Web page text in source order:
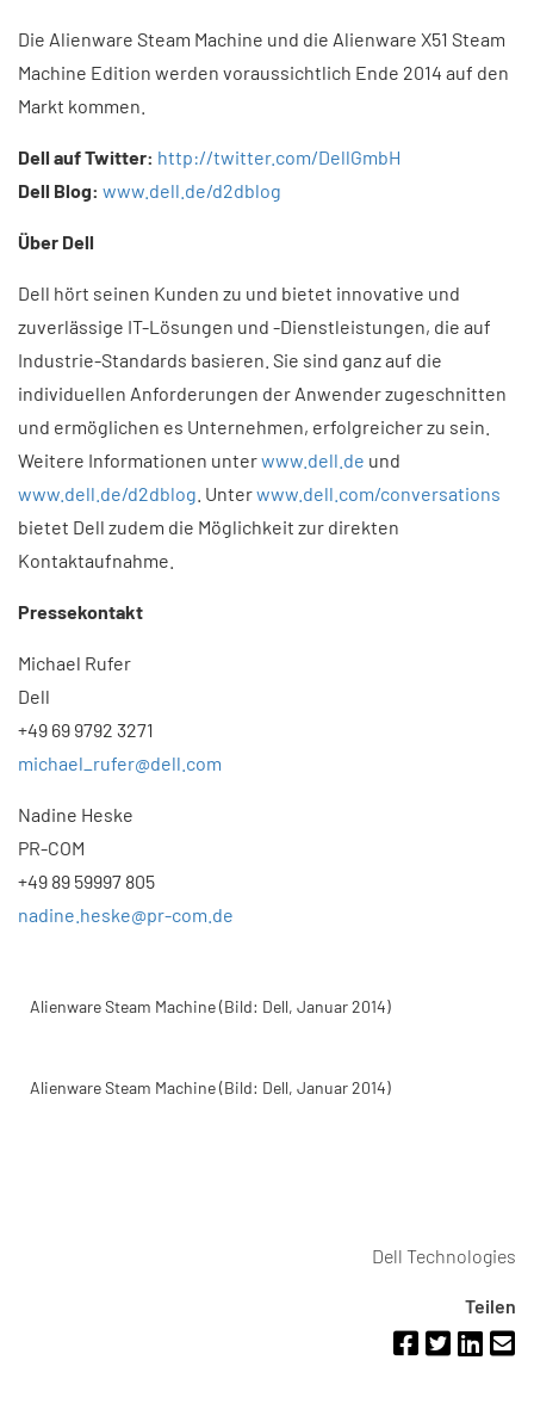
Die Alienware Steam Machine und die Alienware X51 Steam
Machine Edition werden voraussichtlich Ende 2014 auf den
Markt kommen.
Dell auf Twitter: http://twitter.com/DellGmbH
Dell Blog: www.dell.de/d2dblog
Über Dell
Dell hört seinen Kunden zu und bietet innovative und
zuverlässige IT-Lösungen und -Dienst­leistun­gen, die auf
Industrie-Standards basieren. Sie sind ganz auf die
individuellen Anforderungen der Anwender zugeschnitten
und ermöglichen es Unternehmen, erfolgreicher zu sein.
Weitere Informatio­nen unterwww.dell.de und
www.dell.de/d2dblog . Unterwww.dell.com/conversations
bietet Dell zudem die Möglichkeit zur direkten
Kontaktaufnahme.
Pressekontakt
Michael Rufer
Dell
+49 69 9792 3271
michael_rufer@dell.com
Nadine Heske
PR-COM
+49 89 59997 805
nadine.heske@pr-com.de
Alienware Steam Machine (Bild: Dell, Januar 2014)
Alienware Steam Machine (Bild: Dell, Januar 2014)
Dell Technologies
Teilen